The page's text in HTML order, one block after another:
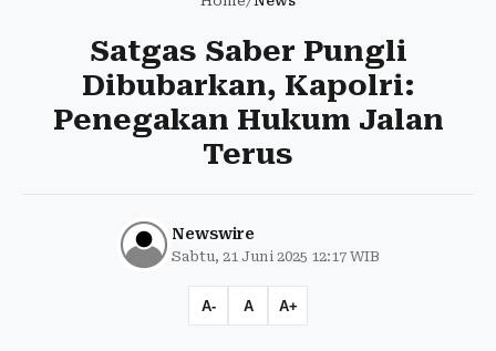
Satgas Saber Pungli
Dibubarkan, Kapolri:
Penegakan Hukum Jalan
Terus
Newswire
Sabtu, 21 Juni 2025 12:17 WIB
A- A A+